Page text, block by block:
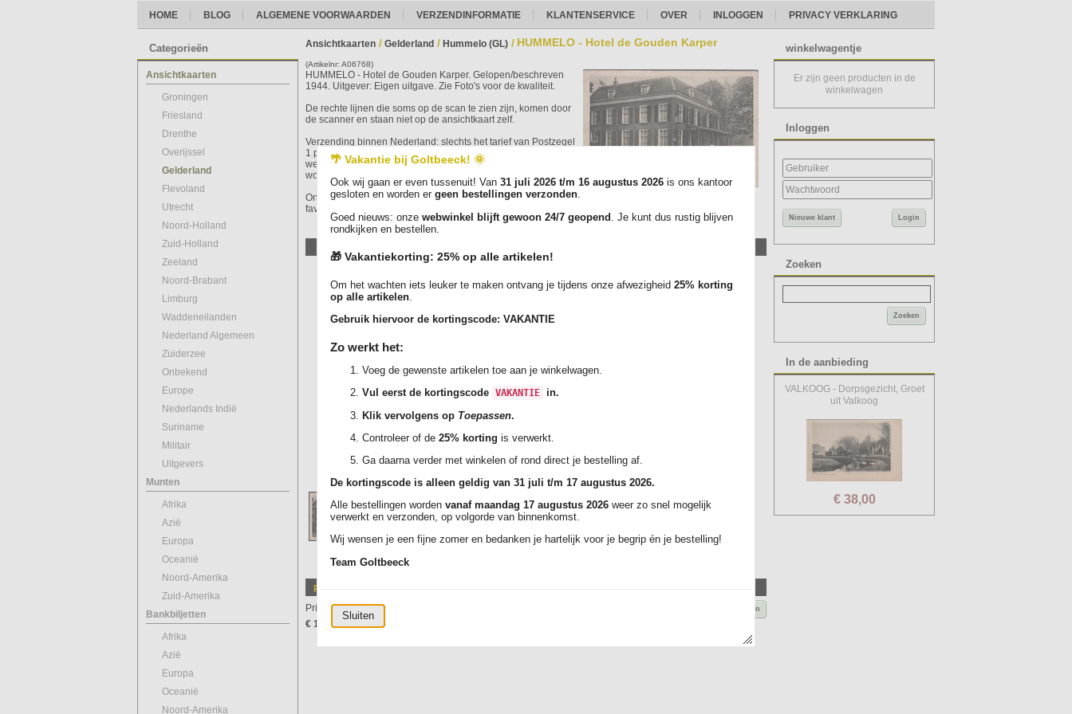
HOME BLOG ALGEMENE VOORWAARDEN VERZENDINFORMATIE KLANTENSERVICE OVER INLOGGEN PRIVACY VERKLARING
Categorieën
Ansichtkaarten
Groningen
Friesland
Drenthe
Overijssel
Gelderland
Flevoland
Utrecht
Noord-Holland
Zuid-Holland
Zeeland
Noord-Brabant
Limburg
Waddeneilanden
Nederland Algemeen
Zuiderzee
Onbekend
Europe
Nederlands Indië
Suriname
Militair
Uitgevers
Munten
Afrika
Azië
Europa
Oceanië
Noord-Amerika
Zuid-Amerika
Bankbiljetten
Afrika
Azië
Europa
Oceanië
Noord-Amerika
Ansichtkaarten / Gelderland / Hummelo (GL) / HUMMELO - Hotel de Gouden Karper
(Artikelnr: A06768)
HUMMELO - Hotel de Gouden Karper. Gelopen/beschreven
1944. Uitgever: Eigen uitgave. Zie Foto's voor de kwaliteit.
De rechte lijnen die soms op de scan te zien zijn, komen door
de scanner en staan niet op de ansichtkaart zelf.
Verzending binnen Nederland: slechts het tarief van Postzegel
1 per bestelling. Bij bestellingen vanaf EUR 35,- verzenden
we gratis als brievenbuspakketje met track & trace. Elke kaart
wordt zorgvuldig verpakt in een plastic beschermhoesje.
Ontdek ons ruime aanbod en bestel vandaag nog jouw
favoriete kaarten!
Prijsinformatie:
Prijs per stuk:
€ 1,00
Bestellen
winkelwagentje
Er zijn geen producten in de
winkelwagen
Inloggen
Nieuwe klant Login
Zoeken
Zoeken
In de aanbieding
VALKOOG - Dorpsgezicht, Groet
uit Valkoog
€ 38,00
🌴 Vakantie bij Goltbeeck! 🌞
Ook wij gaan er even tussenuit! Van 31 juli 2026 t/m 16 augustus 2026is ons kantoor
gesloten en worden er geen bestellingen verzonden.
Goed nieuws: onze webwinkel blijft gewoon 24/7 geopend . Je kunt dus rustig blijven
rondkijken en bestellen.
🎁 Vakantiekorting: 25% op alle artikelen!
Om het wachten iets leuker te maken ontvang je tijdens onze afwezigheid 25% korting
op alle artikelen.
Gebruik hiervoor de kortingscode: VAKANTIE
Zo werkt het:
Voeg de gewenste artikelen toe aan je winkelwagen.
Vul eerst de kortingscode VAKANTIE
in.
Klik vervolgens op Toepassen.
Controleer of de 25% korting is verwerkt.
Ga daarna verder met winkelen of rond direct je bestelling af.
De kortingscode is alleen geldig van 31 juli t/m 17 augustus 2026.
Alle bestellingen worden vanaf maandag 17 augustus 2026weer zo snel mogelijk
verwerkt en verzonden, op volgorde van binnenkomst.
Wij wensen je een fijne zomer en bedanken je hartelijk voor je begrip én je bestelling!
Team Goltbeeck
Sluiten